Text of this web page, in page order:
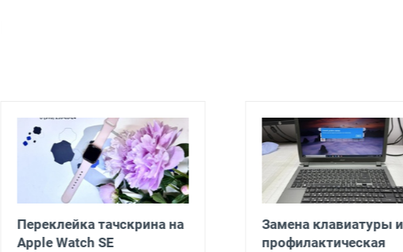
Замена клавиатуры и
профилактическая
Апгрейд компьютера:
замена материнской